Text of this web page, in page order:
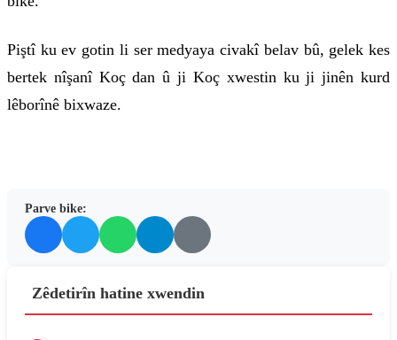
Piştî ku ev gotin li ser medyaya civakî belav bû, gelek kes
bertek nîşanî Koç dan û ji Koç xwestin ku ji jinên kurd
lêborînê bixwaze.
Parve bike:
Zêdetirîn hatine xwendin